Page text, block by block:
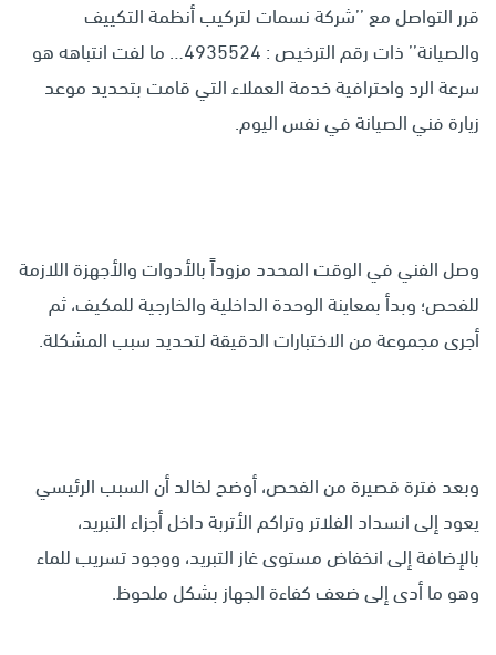
قرر التواصل مع ’’شركة نسمات لتركيب أنظمة التكييف
والصيانة’’ ذات رقم الترخيص : 4935524… ما لفت انتباهه هو
سرعة الرد واحترافية خدمة العملاء التي قامت بتحديد موعد
زيارة فني الصيانة في نفس اليوم.
وصل الفني في الوقت المحدد مزوداً بالأدوات والأجهزة اللازمة
للفحص؛ وبدأ بمعاينة الوحدة الداخلية والخارجية للمكيف، ثم
أجرى مجموعة من الاختبارات الدقيقة لتحديد سبب المشكلة.
وبعد فترة قصيرة من الفحص، أوضح لخالد أن السبب الرئيسي
يعود إلى انسداد الفلاتر وتراكم الأتربة داخل أجزاء التبريد،
بالإضافة إلى انخفاض مستوى غاز التبريد، ووجود تسريب للماء
وهو ما أدى إلى ضعف كفاءة الجهاز بشكل ملحوظ.